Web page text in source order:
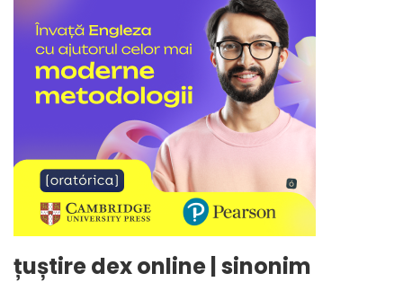
țuștire dex online | sinonim